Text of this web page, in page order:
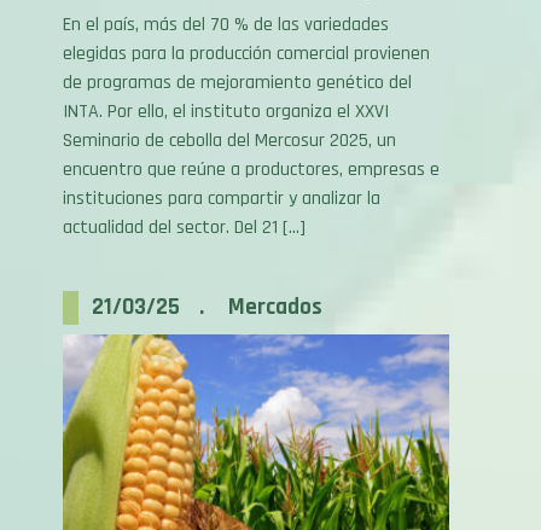
elegidas para la producción comercial provienen
de programas de mejoramiento genético del
INTA. Por ello, el instituto organiza el XXVI
Seminario de cebolla del Mercosur 2025, un
encuentro que reúne a productores, empresas e
instituciones para compartir y analizar la
actualidad del sector. Del 21 […]